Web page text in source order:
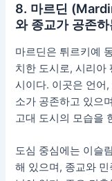
8. 마르딘
와 종교가 공존하
마르딘은 튀르키예
치한 도시로, 시리아
시이다. 이곳은 언어
소가 공존하고 있으
고대 도시의 모습을
도심 중심에는 이슬
해 있으며, 종교와